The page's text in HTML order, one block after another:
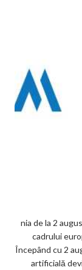
nia de la 2
cadrului
Începând cu 2
artificială